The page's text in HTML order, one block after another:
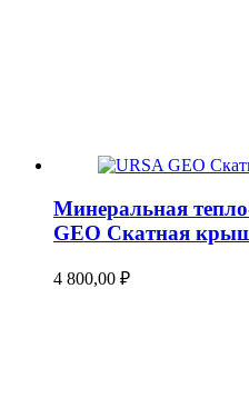
Минеральная
GEO Скатная
4 800,00 ₽